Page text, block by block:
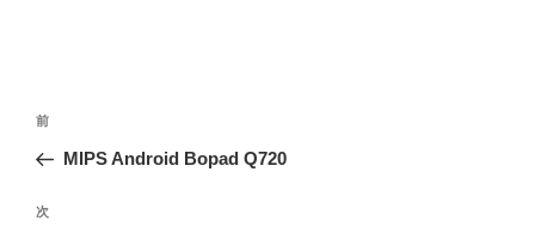
投
ナ
ビ
前
の
稿
前
MIPS Android Bopad Q720
次
次